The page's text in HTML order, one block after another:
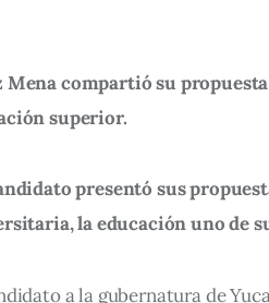
Mena compartió su
superior.
presentó sus
la educación uno de
a la gubernatura de